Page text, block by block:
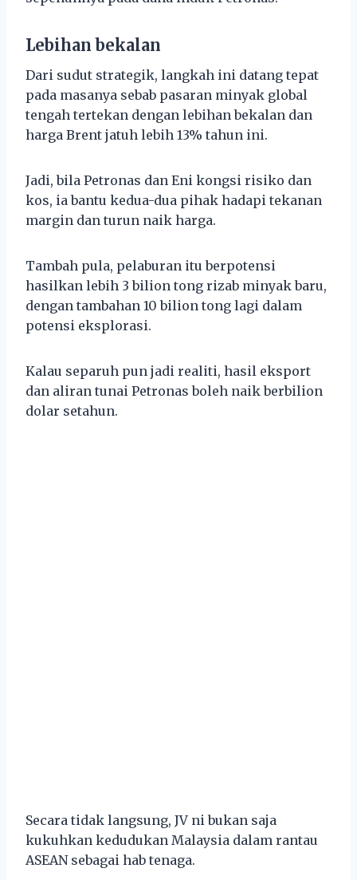
Lebihan bekalan
Dari sudut strategik, langkah ini datang tepat
pada masanya sebab pasaran minyak global
tengah tertekan dengan lebihan bekalan dan
harga Brent jatuh lebih 13% tahun ini.
Jadi, bila Petronas dan Eni kongsi risiko dan
kos, ia bantu kedua-dua pihak hadapi tekanan
margin dan turun naik harga.
Tambah pula, pelaburan itu berpotensi
hasilkan lebih 3 bilion tong rizab minyak baru,
dengan tambahan 10 bilion tong lagi dalam
potensi eksplorasi.
Kalau separuh pun jadi realiti, hasil eksport
dan aliran tunai Petronas boleh naik berbilion
dolar setahun.
Secara tidak langsung, JV ni bukan saja
kukuhkan kedudukan Malaysia dalam rantau
ASEAN sebagai hab tenaga.